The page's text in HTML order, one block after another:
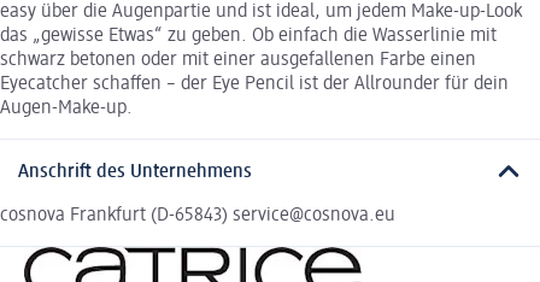
easy über die Augenpartie und ist ideal, um jedem Make-up-Look
das „gewisse Etwas“ zu geben. Ob einfach die Wasserlinie mit
schwarz betonen oder mit einer ausgefallenen Farbe einen
Eyecatcher schaffen – der Eye Pencil ist der Allrounder für dein
Augen-Make-up.
Anschrift des Unternehmens
cosnova Frankfurt (D-65843) service@cosnova.eu